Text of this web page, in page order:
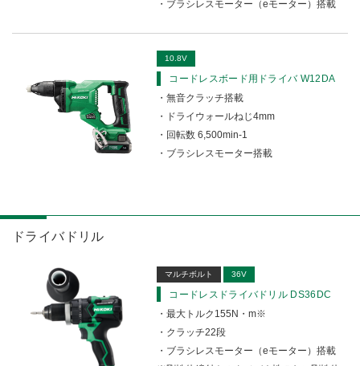
ブラシレスモーター（eモーター）搭載
10.8V
コードレスボード用ドライバ W12DA
無音クラッチ搭載
ドライウォールねじ4mm
回転数 6,500min-1
ブラシレスモーター搭載
ドライバドリル
マルチボルト 36V
コードレスドライバドリル DS36DC
最大トルク155N・m※
クラッチ22段
ブラシレスモーター（eモーター）搭載